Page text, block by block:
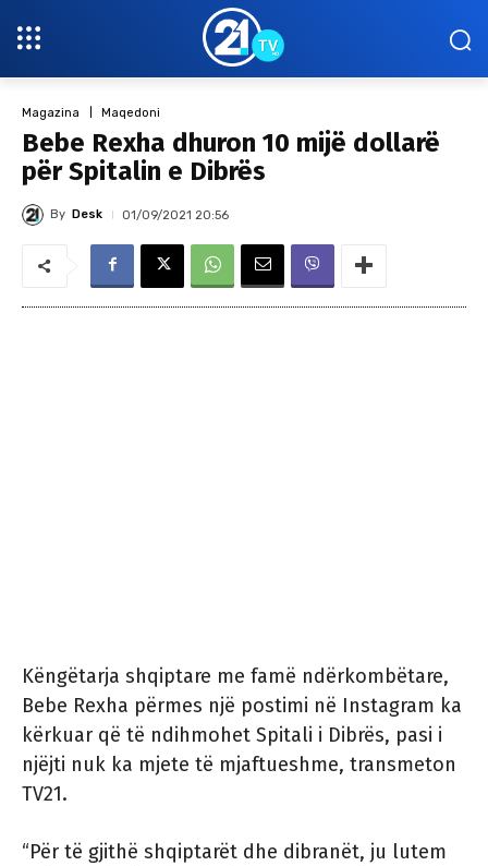
Magazina Maqedoni
Bebe Rexha dhuron 10 mijë dollarë
për Spitalin e Dibrës
By Desk 01/09/2021 20:56
Këngëtarja shqiptare me famë ndërkombëtare,
Bebe Rexha përmes një postimi në Instagram ka
kërkuar që të ndihmohet Spitali i Dibrës, pasi i
njëjti nuk ka mjete të mjaftueshme, transmeton
TV21.
“Për të gjithë shqiptarët dhe dibranët, ju lutem